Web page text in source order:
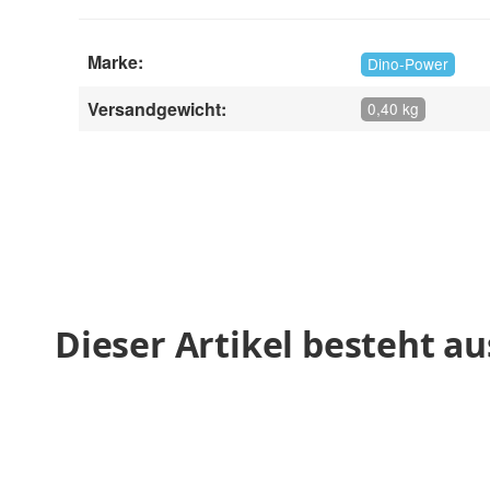
Marke: Dino-Power
Versandgewicht: 0,40 kg
Dieser Artikel besteht